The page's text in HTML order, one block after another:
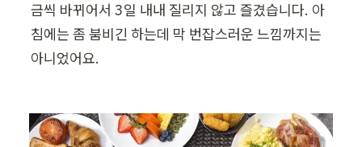
금씩 바뀌어서 3일 내내 질리지 않고 즐겼습니다. 아
침에는 좀 붐비긴 하는데 막 번잡스러운 느낌까지는
아니었어요.